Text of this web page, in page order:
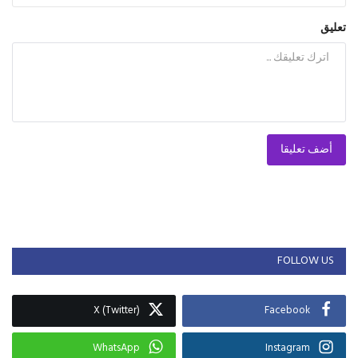
تعليق
أضف تعليقا
FOLLOW US
Facebook
X (Twitter)
Instagram
WhatsApp